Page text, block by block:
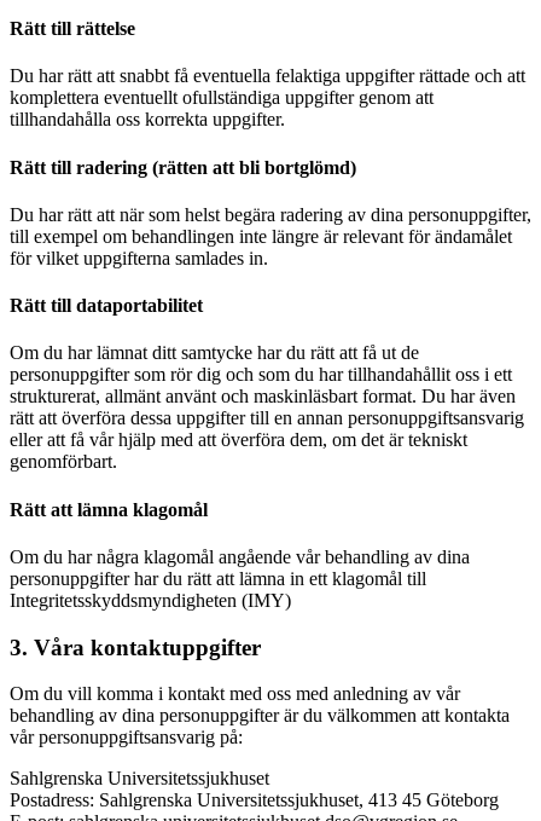
Rätt till rättelse
Du har rätt att snabbt få eventuella felaktiga uppgifter rättade och att
komplettera eventuellt ofullständiga uppgifter genom att
tillhandahålla oss korrekta uppgifter.
Rätt till radering (rätten att bli bortglömd)
Du har rätt att när som helst begära radering av dina personuppgifter,
till exempel om behandlingen inte längre är relevant för ändamålet
för vilket uppgifterna samlades in.
Rätt till dataportabilitet
Om du har lämnat ditt samtycke har du rätt att få ut de
personuppgifter som rör dig och som du har tillhandahållit oss i ett
strukturerat, allmänt använt och maskinläsbart format. Du har även
rätt att överföra dessa uppgifter till en annan personuppgiftsansvarig
eller att få vår hjälp med att överföra dem, om det är tekniskt
genomförbart.
Rätt att lämna klagomål
Om du har några klagomål angående vår behandling av dina
personuppgifter har du rätt att lämna in ett klagomål till
Integritetsskyddsmyndigheten (IMY)
3. Våra kontaktuppgifter
Om du vill komma i kontakt med oss med anledning av vår
behandling av dina personuppgifter är du välkommen att kontakta
vår personuppgiftsansvarig på:
Sahlgrenska Universitetssjukhuset
Postadress: Sahlgrenska Universitetssjukhuset, 413 45 Göteborg